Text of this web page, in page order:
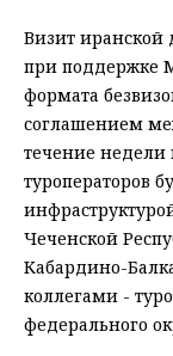
Визит иранской
при поддержке
формата
соглашением
течение недели
туроператоров
Чеченской
Кабардино-
коллегами -
федерального